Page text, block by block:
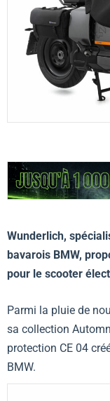
Wunderlich,
bavarois BMW,
pour le scooter
Parmi la pluie de
sa collection
protection CE 04
BMW.